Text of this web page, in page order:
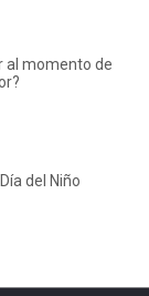
al momento de
del Niño